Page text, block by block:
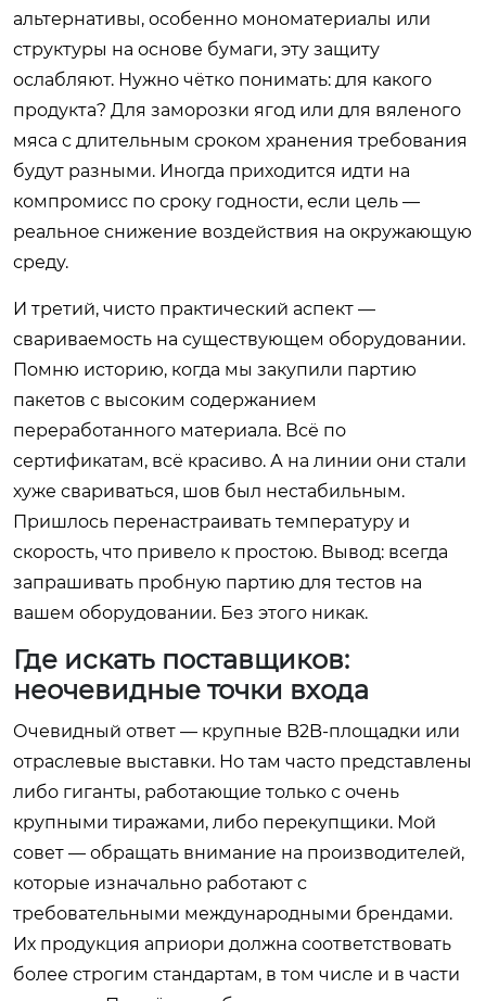
альтернативы, особенно мономатериалы или
структуры на основе бумаги, эту защиту
ослабляют. Нужно чётко понимать: для какого
продукта? Для заморозки ягод или для вяленого
мяса с длительным сроком хранения требования
будут разными. Иногда приходится идти на
компромисс по сроку годности, если цель —
реальное снижение воздействия на окружающую
среду.
И третий, чисто практический аспект —
свариваемость на существующем оборудовании.
Помню историю, когда мы закупили партию
пакетов с высоким содержанием
переработанного материала. Всё по
сертификатам, всё красиво. А на линии они стали
хуже свариваться, шов был нестабильным.
Пришлось перенастраивать температуру и
скорость, что привело к простою. Вывод: всегда
запрашивать пробную партию для тестов на
вашем оборудовании. Без этого никак.
Где искать поставщиков:
неочевидные точки входа
Очевидный ответ — крупные B2B-площадки или
отраслевые выставки. Но там часто представлены
либо гиганты, работающие только с очень
крупными тиражами, либо перекупщики. Мой
совет — обращать внимание на производителей,
которые изначально работают с
требовательными международными брендами.
Их продукция априори должна соответствовать
более строгим стандартам, в том числе и в части